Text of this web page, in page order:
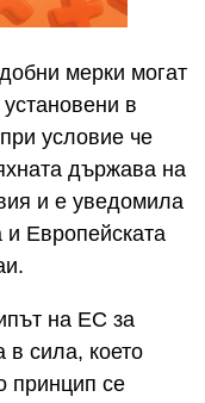
мерки могат
в
условие че
държава на
и е уведомила
и Европейската
на ЕС за
в сила, което
принцип се